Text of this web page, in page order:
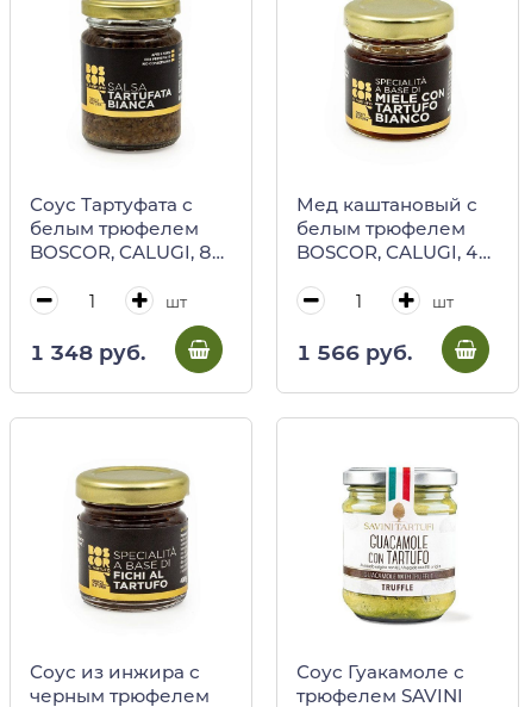
Соус Тартуфата с
белым трюфелем
BOSCOR, CALUGI, 85
шт
1 348 руб.
Мед каштановый с
белым трюфелем
BOSCOR, CALUGI, 40
шт
1 566 руб.
Соус из инжира с
черным трюфелем
Соус Гуакамоле с
трюфелем SAVINI